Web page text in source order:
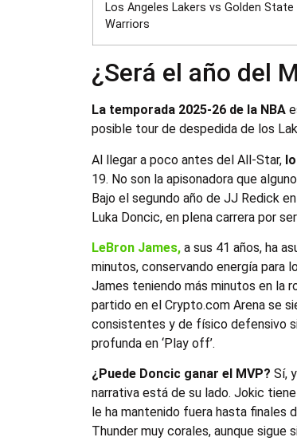
Los Angeles Lakers vs Golden State
Warriors
¿Será el año del
La temporada 2025-26 de la NBA
posible tour de despedida de los
Al llegar a poco antes del All-Star,
19. No son la apisonadora que
Bajo el segundo año de JJ Redick
Luka Doncic, en plena carrera por
LeBron James, a sus 41 años, ha
minutos, conservando energía para
James teniendo más minutos en la
partido en el Crypto.com Arena se
consistentes y de físico defensivo
profunda en ‘Play off’.
¿Puede Doncic ganar el MVP? Sí,
narrativa está de su lado. Jokic
le ha mantenido fuera hasta finales
Thunder muy corales, aunque sigue